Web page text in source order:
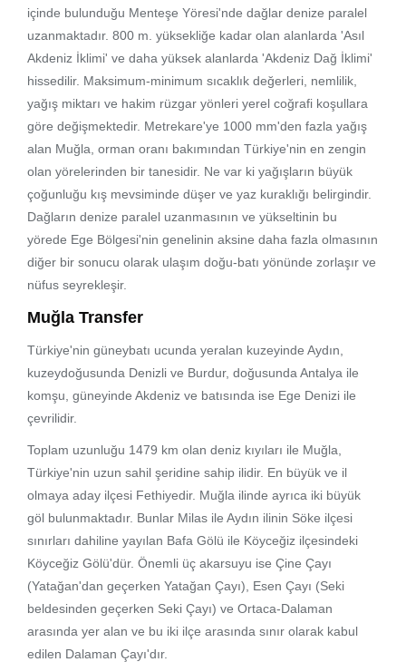
içinde bulunduğu Menteşe Yöresi'nde dağlar denize paralel
uzanmaktadır. 800 m. yüksekliğe kadar olan alanlarda 'Asıl
Akdeniz İklimi' ve daha yüksek alanlarda 'Akdeniz Dağ İklimi'
hissedilir. Maksimum-minimum sıcaklık değerleri, nemlilik,
yağış miktarı ve hakim rüzgar yönleri yerel coğrafi koşullara
göre değişmektedir. Metrekare'ye 1000 mm'den fazla yağış
alan Muğla, orman oranı bakımından Türkiye'nin en zengin
olan yörelerinden bir tanesidir. Ne var ki yağışların büyük
çoğunluğu kış mevsiminde düşer ve yaz kuraklığı belirgindir.
Dağların denize paralel uzanmasının ve yükseltinin bu
yörede Ege Bölgesi'nin genelinin aksine daha fazla olmasının
diğer bir sonucu olarak ulaşım doğu-batı yönünde zorlaşır ve
nüfus seyrekleşir.
Muğla Transfer
Türkiye'nin güneybatı ucunda yeralan kuzeyinde Aydın,
kuzeydoğusunda Denizli ve Burdur, doğusunda Antalya ile
komşu, güneyinde Akdeniz ve batısında ise Ege Denizi ile
çevrilidir.
Toplam uzunluğu 1479 km olan deniz kıyıları ile Muğla,
Türkiye'nin uzun sahil şeridine sahip ilidir. En büyük ve il
olmaya aday ilçesi Fethiyedir. Muğla ilinde ayrıca iki büyük
göl bulunmaktadır. Bunlar Milas ile Aydın ilinin Söke ilçesi
sınırları dahiline yayılan Bafa Gölü ile Köyceğiz ilçesindeki
Köyceğiz Gölü'dür. Önemli üç akarsuyu ise Çine Çayı
(Yatağan'dan geçerken Yatağan Çayı), Esen Çayı (Seki
beldesinden geçerken Seki Çayı) ve Ortaca-Dalaman
arasında yer alan ve bu iki ilçe arasında sınır olarak kabul
edilen Dalaman Çayı'dır.